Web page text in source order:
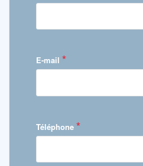
E-mail *
Téléphone *